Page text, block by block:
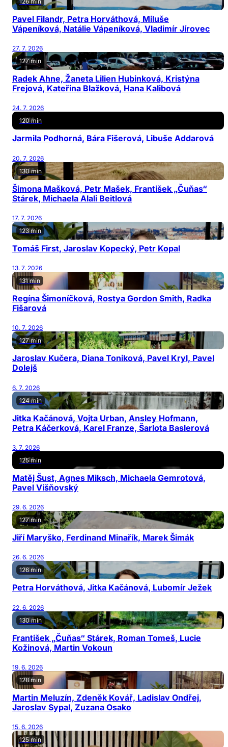
Pavel Filandr, Petra Horváthová, Miluše
Vápeníková, Natálie Vápeníková, Vladimír Jírovec
27. 7. 2026
127 min
Radek Ahne, Žaneta Lilien Hubinková, Kristýna
Frejová, Kateřina Blažková, Hana Kalibová
24. 7. 2026
120 min
Jarmila Podhorná, Bára Fišerová, Libuše Addarová
20. 7. 2026
130 min
Šimona Mašková, Petr Mašek, František „Čuňas“
Stárek, Michaela Alali Beitlová
17. 7. 2026
123 min
Tomáš First, Jaroslav Kopecký, Petr Kopal
13. 7. 2026
131 min
Regína Šimoníčková, Rostya Gordon Smith, Radka
Fišarová
10. 7. 2026
127 min
Jaroslav Kučera, Diana Toniková, Pavel Kryl, Pavel
Dolejš
6. 7. 2026
124 min
Jitka Kačánová, Vojta Urban, Ansley Hofmann,
Petra Káčerková, Karel Franze, Šarlota Baslerová
3. 7. 2026
125 min
Matěj Šust, Agnes Miksch, Michaela Gemrotová,
Pavel Višňovský
29. 6. 2026
127 min
Jiří Maryško, Ferdinand Minařík, Marek Šimák
26. 6. 2026
126 min
Petra Horváthová, Jitka Kačánová, Lubomír Ježek
22. 6. 2026
130 min
František „Čuňas“ Stárek, Roman Tomeš, Lucie
Kožinová, Martin Vokoun
19. 6. 2026
128 min
Martin Meluzín, Zdeněk Kovář, Ladislav Ondřej,
Jaroslav Sypal, Zuzana Osako
15. 6. 2026
125 min